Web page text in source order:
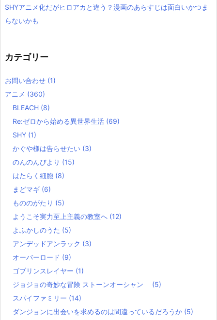
SHYアニメ化だがヒロアカと違う？漫画のあらすじは面白いかつま
らないかも
カテゴリー
お問い合わせ (1)
アニメ (360)
BLEACH (8)
Re:ゼロから始める異世界生活 (69)
SHY (1)
かぐや様は告らせたい (3)
のんのんびより (15)
はたらく細胞 (8)
まどマギ (6)
もののがたり (5)
ようこそ実力至上主義の教室へ (12)
よふかしのうた (5)
アンデッドアンラック (3)
オーバーロード (9)
ゴブリンスレイヤー (1)
ジョジョの奇妙な冒険 ストーンオーシャン (5)
スパイファミリー (14)
ダンジョンに出会いを求めるのは間違っているだろうか (5)